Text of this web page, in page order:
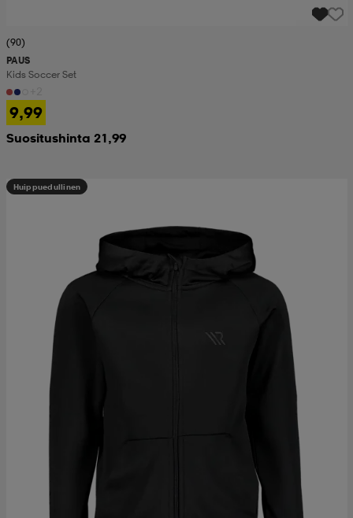
(90)
PAUS
Kids Soccer Set
9,99
Suositushinta 21,99
Huippuedullinen